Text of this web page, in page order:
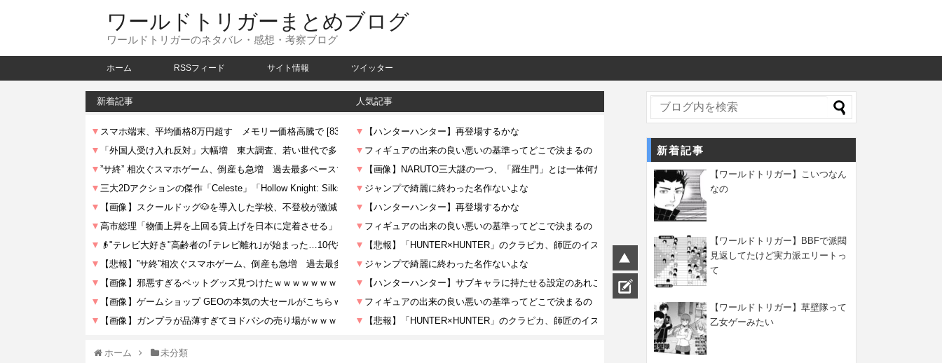
ワールドトリガーまとめブログ
ワールドトリガーのネタバレ・感想・考察ブログ
ホーム RSSフィード サイト情報 ツイッター
新着記事 人気記事
ホーム 未分類
新着記事
【ワールドトリガー】こいつなん
なの
【ワールドトリガー】BBFで派閥
見返してたけど実力派エリートっ
て
【ワールドトリガー】草壁隊って
乙女ゲーみたい